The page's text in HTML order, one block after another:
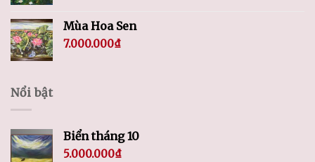
Mùa Hoa Sen
7.000.000₫
Nổi bật
Biển tháng 10
5.000.000₫